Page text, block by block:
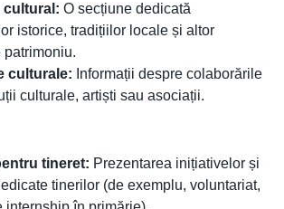
cultural: O secțiune dedicată
istorice, tradițiilor locale și altor
patrimoniu.
culturale: Informații despre colaborările
culturale, artiști sau asociații.
tineret: Prezentarea inițiativelor și
tinerilor (de exemplu, voluntariat,